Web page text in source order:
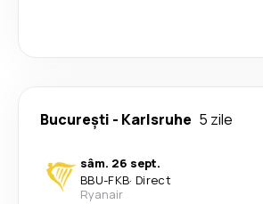
București - Karlsruhe 5 zile
sâm. 26 sept.
BBU-FKB· Direct
Ryanair